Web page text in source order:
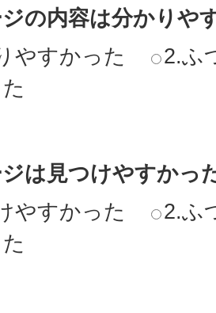
の内容は分かりや
やすかった
2.ふ
は見つけやすかっ
やすかった
2.ふ